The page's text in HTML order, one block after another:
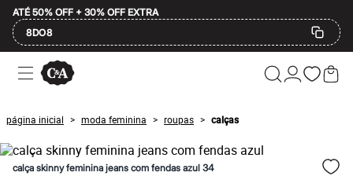
ATÉ 50% OFF + 30% OFF EXTRA
8DO8
Ofertas
Compre por Departamento
Masculino
Infantil
Calçados
Mindse7
Plus Size
página inicial > moda feminina > roupas > calças
calça skinny feminina jeans com fendas azul 34